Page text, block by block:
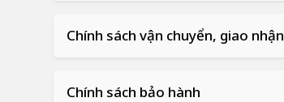
Chính sách vận chuyển, giao nhận
Chính sách bảo hành